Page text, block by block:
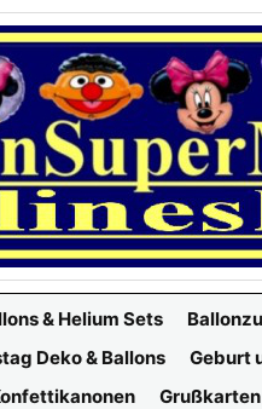
& Helium Sets
Deko & Ballons Geburt
Grußkarten